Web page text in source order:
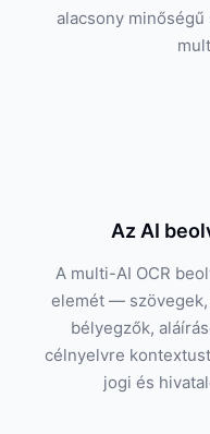
alacsony
Az AI
A multi-AI OCR
elemét —
bélyegzők,
célnyelvre
jogi és